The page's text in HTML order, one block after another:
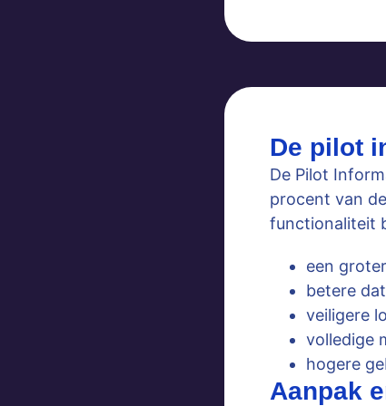
De pilot
De Pilot
procent van
functionaliteit
een
betere
veiligere
volledige
hogere
Aanpak